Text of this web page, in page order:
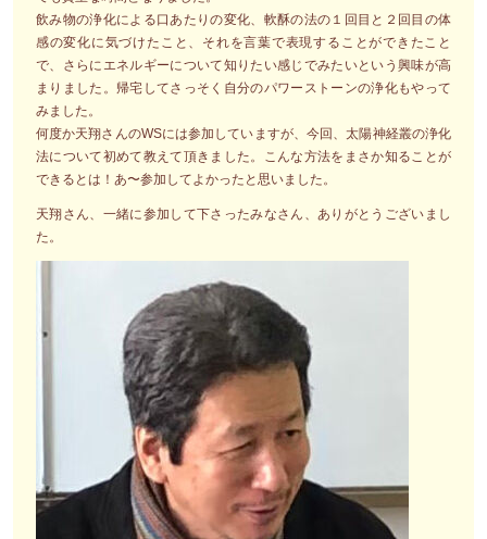
飲み物の浄化による口あたりの変化、軟酥の法の１回目と２回目の体
感の変化に気づけたこと、それを言葉で表現することができたこと
で、さらにエネルギーについて知りたい感じでみたいという興味が高
まりました。帰宅してさっそく自分のパワーストーンの浄化もやって
みました。
何度か天翔さんのWSには参加していますが、今回、太陽神経叢の浄化
法について初めて教えて頂きました。こんな方法をまさか知ることが
できるとは！あ〜参加してよかったと思いました。
天翔さん、一緒に参加して下さったみなさん、ありがとうございまし
た。